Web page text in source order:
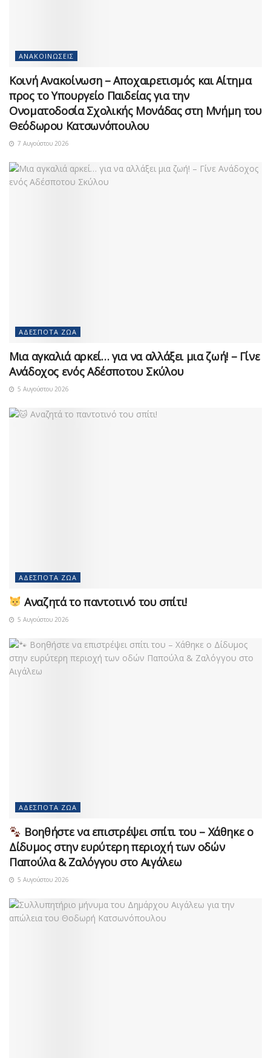
ΑΝΑΚΟΙΝΏΣΕΙΣ
Κοινή Ανακοίνωση – Αποχαιρετισμός και Αίτημα
προς το Υπουργείο Παιδείας για την
Ονοματοδοσία Σχολικής Μονάδας στη Μνήμη του
Θεόδωρου Κατσωνόπουλου
7 Αυγούστου 2026
ΑΔΈΣΠΟΤΑ ΖΏΑ
Μια αγκαλιά αρκεί… για να αλλάξει μια ζωή! – Γίνε
Ανάδοχος ενός Αδέσποτου Σκύλου
5 Αυγούστου 2026
ΑΔΈΣΠΟΤΑ ΖΏΑ
Αναζητά το παντοτινό του σπίτι!
5 Αυγούστου 2026
ΑΔΈΣΠΟΤΑ ΖΏΑ
Βοηθήστε να επιστρέψει σπίτι του – Χάθηκε ο
Δίδυμος στην ευρύτερη περιοχή των οδών
Παπούλα & Ζαλόγγου στο Αιγάλεω
5 Αυγούστου 2026